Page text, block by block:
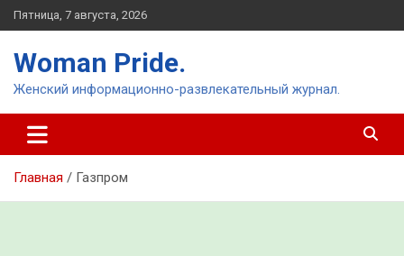
Перейти
к
Пятница, 7 августа, 2026
Woman Pride.
Женский информационно-развлекательный журнал.
Главная Газпром